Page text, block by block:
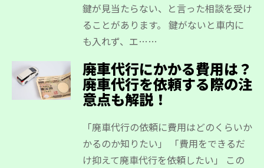
鍵が見当たらない、と言った相談を受け
ることがあります。 鍵がないと車内に
も入れず、エ……
廃車代行にかかる費用は？
廃車代行を依頼する際の注
意点も解説！
「廃車代行の依頼に費用はどのくらいか
かるのか知りたい」 「費用をできるだ
け抑えて廃車代行を依頼したい」 この